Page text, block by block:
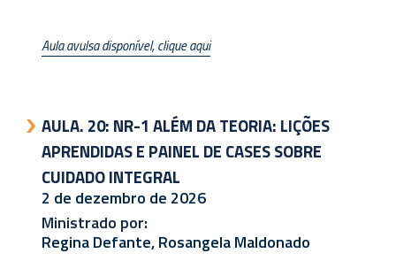
Aula avulsa disponível, clique aqui
AULA. 20: NR-1 ALÉM DA TEORIA: LIÇÕES
APRENDIDAS E PAINEL DE CASES SOBRE
CUIDADO INTEGRAL
2 de dezembro de 2026
Ministrado por:
Regina Defante, Rosangela Maldonado